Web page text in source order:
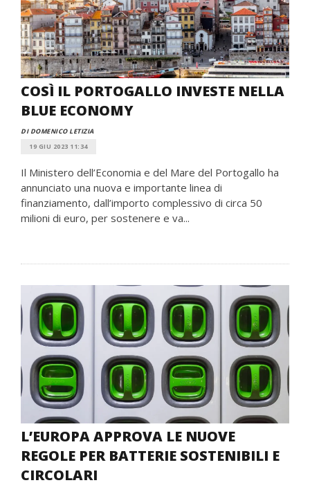
COSÌ IL PORTOGALLO INVESTE NELLA
BLUE ECONOMY
DI DOMENICO LETIZIA
19 GIU 2023 11:34
Il Ministero dell’Economia e del Mare del Portogallo ha
annunciato una nuova e importante linea di
finanziamento, dall’importo complessivo di circa 50
milioni di euro, per sostenere e va...
L’EUROPA APPROVA LE NUOVE
REGOLE PER BATTERIE SOSTENIBILI E
CIRCOLARI